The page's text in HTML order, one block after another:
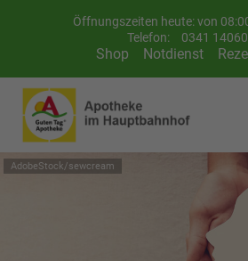
Öffnungszeiten heute: von
Telefon:
0341
Shop Notdienst
AdobeStock/sewcream